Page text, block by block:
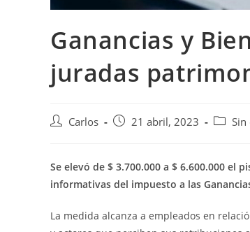
Ganancias y
juradas
Carlos 21 abril, 2023 Sin
Se elevó de $ 3.700.000 a $ 6.600.000 el
informativas del impuesto a las
La medida alcanza a empleados en